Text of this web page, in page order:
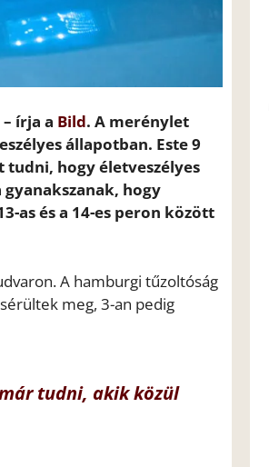
írja a Bild. A merénylet
állapotban. Este 9
hogy életveszélyes
hogy
as és a 14-es peron között
A hamburgi tűzoltóság
meg, 3-an pedig
tudni, akik közül